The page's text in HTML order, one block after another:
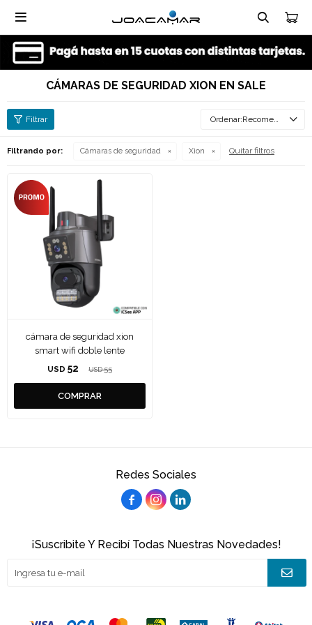

CÁMARAS DE SEGURIDAD XION EN SALE
Recomendados
Filtrando por: Cámaras de seguridad Xion Quitar filtros
cámara de seguridad xion
smart wifi doble lente
USD 52 USD 55
Redes Sociales
  
¡Suscribite Y Recibí Todas Nuestras Novedades!